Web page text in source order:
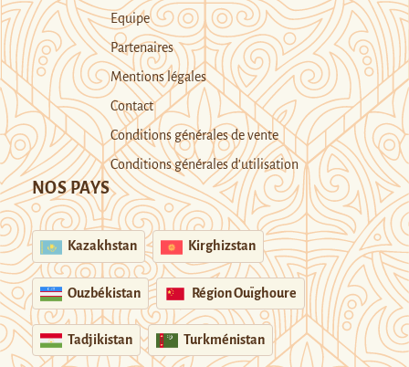
Equipe
Partenaires
Mentions légales
Contact
Conditions générales de vente
Conditions générales d’utilisation
NOS PAYS
Kazakhstan Kirghizstan
Ouzbékistan Région Ouïghoure
Tadjikistan Turkménistan